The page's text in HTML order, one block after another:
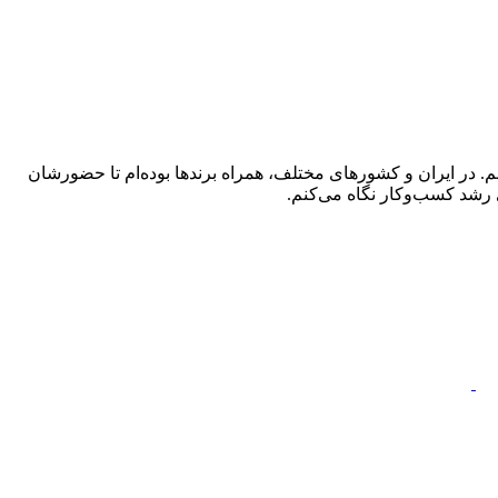
ایران و کشورهای مختلف، همراه برندها بوده‌ام تا حضورشان
رشد کسب‌وکار نگاه می‌کنم.